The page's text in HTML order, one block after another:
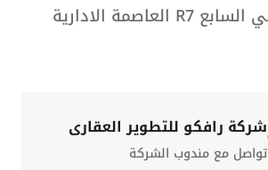
الحي السكني السابع R7 العاصمة الادارية
شركة رافكو للتطوير العقاري
تواصل مع مندوب الشركة